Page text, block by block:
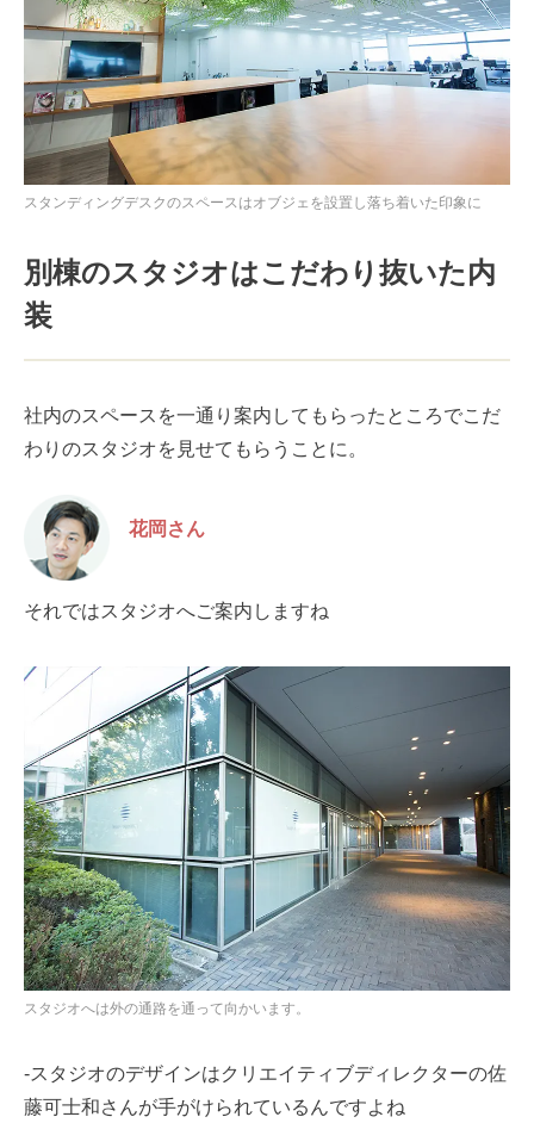
スタンディングデスクのスペースはオブジェを設置し落ち着いた印象に
別棟のスタジオはこだわり抜いた内
装
社内のスペースを一通り案内してもらったところでこだ
わりのスタジオを見せてもらうことに。
花岡さん
それではスタジオへご案内しますね
スタジオへは外の通路を通って向かいます。
-スタジオのデザインはクリエイティブディレクターの佐
藤可士和さんが手がけられているんですよね